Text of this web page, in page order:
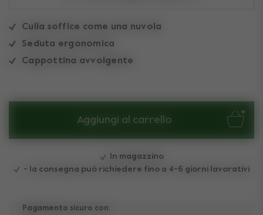
Culla soffice come una nuvola
Seduta ergonomica
Cappottina avvolgente
Aggiungi al carrello
In magazzino
- la consegna può richiedere fino a 4-6 giorni lavorativi
Pagamento sicuro con: